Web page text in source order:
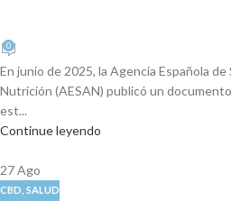
0
En junio de 2025, la Agencia Española
Nutrición (AESAN) publicó un
est...
Continue leyendo
27Ago
CBD SALUD